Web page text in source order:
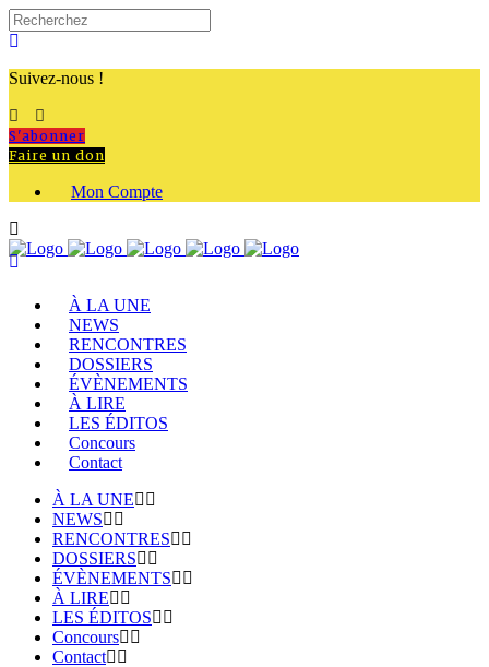
Suivez-nous !
S'abonner
Faire un don
Mon Compte
À LA UNE
NEWS
RENCONTRES
DOSSIERS
ÉVÈNEMENTS
À LIRE
LES ÉDITOS
Concours
Contact
À LA UNE
NEWS
RENCONTRES
DOSSIERS
ÉVÈNEMENTS
À LIRE
LES ÉDITOS
Concours
Contact